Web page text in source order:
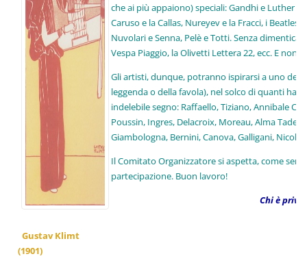
Gustav Klimt
(1901)
che ai più appaiono) speciali: Gandhi e Luther
Caruso e la Callas, Nureyev e la Fracci, i Beatles
Nuvolari e Senna, Pelè e Totti. Senza
Vespa Piaggio, la Olivetti Lettera 22, ecc. E non
Gli artisti, dunque, potranno ispirarsi a uno
leggenda o della favola), nel solco di quanti
indelebile segno: Raffaello, Tiziano, Annibale
Poussin, Ingres, Delacroix, Moreau, Alma
Giambologna, Bernini, Canova, Galligani, Nicoli,
Il Comitato Organizzatore si aspetta, come
partecipazione. Buon lavoro!
Chi è